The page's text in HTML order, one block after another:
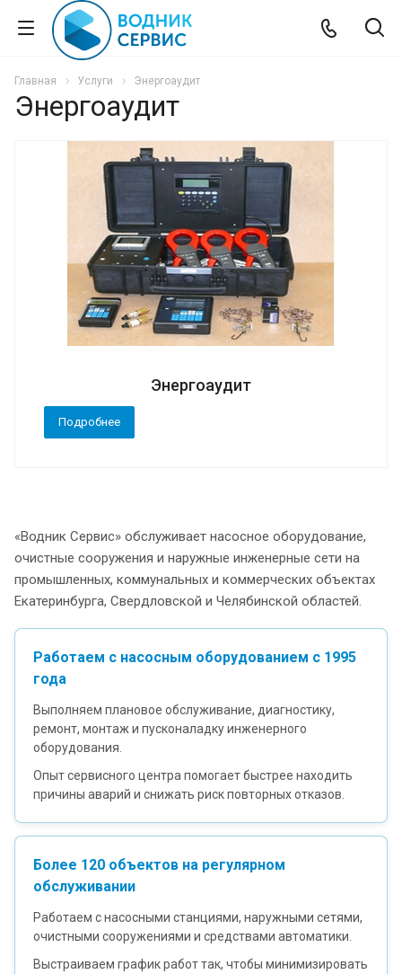
Главная Услуги Энергоаудит
Энергоаудит
Энергоаудит
Подробнее
«Водник Сервис» обслуживает насосное оборудование,
очистные сооружения и наружные инженерные сети на
промышленных, коммунальных и коммерческих объектах
Екатеринбурга, Свердловской и Челябинской областей.
Работаем с насосным оборудованием с 1995
года
Выполняем плановое обслуживание, диагностику,
ремонт, монтаж и пусконаладку инженерного
оборудования.
Опыт сервисного центра помогает быстрее находить
причины аварий и снижать риск повторных отказов.
Более 120 объектов на регулярном
обслуживании
Работаем с насосными станциями, наружными сетями,
очистными сооружениями и средствами автоматики.
Выстраиваем график работ так, чтобы минимизировать